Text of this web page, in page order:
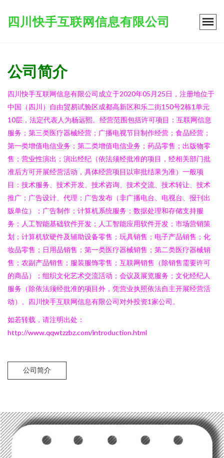
四川快手互联网信息有限公司
公司简介
四川快手互联网信息有限公司成立于2020年05月25日，注册地位于
中国（四川）自由贸易试验区成都高新区和乐二街150号2栋1单元
10层，法定代表人为杨远熙。经营范围包括许可项目：互联网信息
服务；第三类医疗器械经营；广播电视节目制作经营；食品经营；
第一类增值电信业务；第二类增值电信业务；药品零售；出版物零
售；营业性演出；演出经纪（依法须经批准的项目，经相关部门批
准后方可开展经营活动，具体经营项目以审批结果为准）一般项
目：技术服务、技术开发、技术咨询、技术交流、技术转让、技术
推广；广告设计、代理；广告发布（非广播电台、电视台、报刊出
版单位）；广告制作；计算机系统服务；数据处理和存储支持服
务；人工智能基础软件开发；人工智能应用软件开发；市场营销策
划；计算机软硬件及辅助设备零售；玩具销售；电子产品销售；化
妆品零售；日用品销售；第一类医疗器械销售；第二类医疗器械销
售；农副产品销售；服装服饰零售；互联网销售（除销售需要许可
的商品）；组织文化艺术交流活动；会议及展览服务；文化经纪人
服务（除依法须经批准的项目外，凭营业执照依法自主开展经营活
动）。四川快手互联网信息有限公司对外投资1家公司。
如若转载，请注明出处：
http://www.qqwtzzbz.com/introduction.html
公司简介